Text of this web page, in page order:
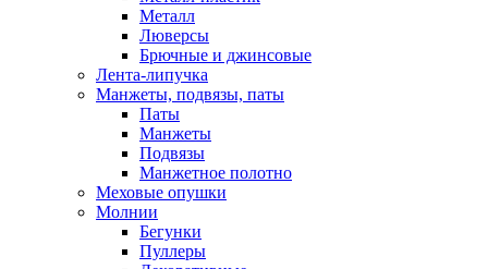
Металл
Люверсы
Брючные и джинсовые
Лента-липучка
Манжеты, подвязы, паты
Паты
Манжеты
Подвязы
Манжетное полотно
Меховые опушки
Молнии
Бегунки
Пуллеры